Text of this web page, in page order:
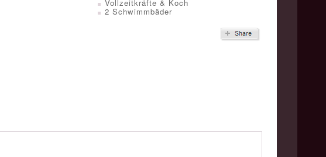
Vollzeitkräfte & Koch
2 Schwimmbäder